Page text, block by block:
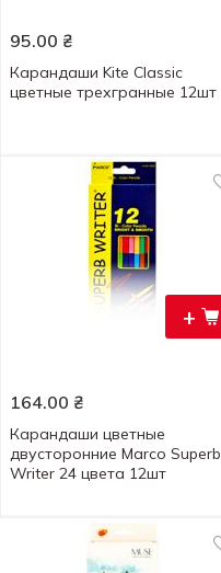
95.00 ₴
Карандаши Kite Classic
цветные трехгранные 12шт
+
164.00 ₴
Карандаши цветные
двусторонние Marco Superb
Writer 24 цвета 12шт